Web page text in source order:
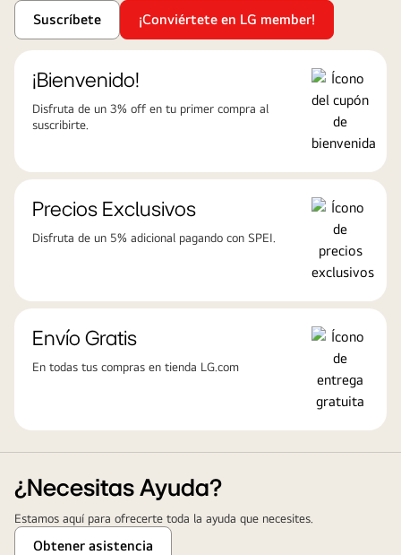
Suscríbete
¡Conviértete en LG member!
¡Bienvenido!
Disfruta de un 3% off en tu primer compra al
suscribirte.
Precios Exclusivos
Disfruta de un 5% adicional pagando con SPEI.
Envío Gratis
En todas tus compras en tienda LG.com
¿Necesitas Ayuda?
Estamos aquí para ofrecerte toda la ayuda que necesites.
Obtener asistencia